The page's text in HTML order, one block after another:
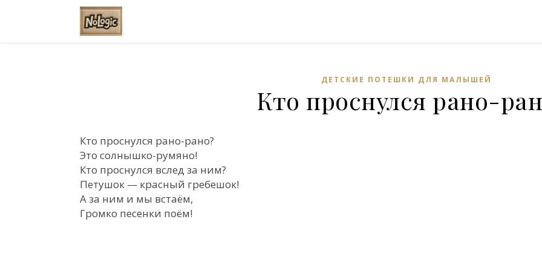
ДЕТСКИЕ ПОТЕШКИ ДЛЯ МАЛЫШЕЙ
Кто проснулся рано-
Кто проснулся рано-рано?
Это солнышко-румяно!
Кто проснулся вслед за ним?
Петушок — красный гребешок!
А за ним и мы встаём,
Громко песенки поём!